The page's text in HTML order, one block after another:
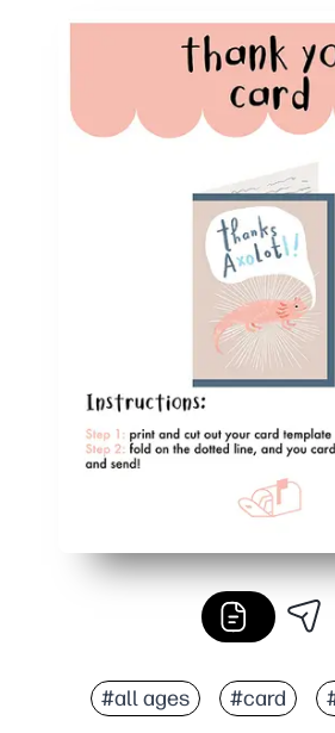
#all ages #card